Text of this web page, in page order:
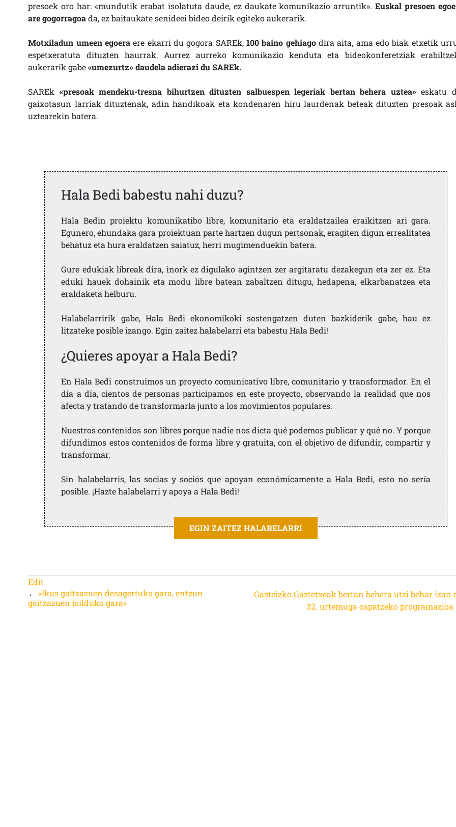
presoek oro har: «mundutik erabat isolatuta daude, ez daukate komunikazio arruntik».Euskal presoen
are gogorragoada, ez baitaukate senideei bideo deirik egiteko aukerarik.
Motxiladun umeen egoera ere ekarri du gogora SAREk,100 baino gehiagodira aita, ama edo biak etxetik
espetxeratuta dituzten haurrak. Aurrez aurreko komunikazio kenduta eta bideokonferetziak
aukerarik gabe«umezurtz» daudela adierazi du SAREk.
SAREk «presoak mendeku-tresna bihurtzen dituzten salbuespen legeriak bertan behera uztea»eskatu
gaixotasun larriak dituztenak, adin handikoak eta kondenaren hiru laurdenak beteak dituzten presoak
uztearekin batera.
Hala Bedi babestu nahi duzu?
Hala Bedin proiektu komunikatibo libre, komunitario eta eraldatzailea eraikitzen ari gara.
Egunero, ehundaka gara proiektuan parte hartzen dugun pertsonak, eragiten digun errealitatea
behatuz eta hura eraldatzen saiatuz, herri mugimenduekin batera.
Gure edukiak libreak dira, inork ez digulako agintzen zer argitaratu dezakegun eta zer ez. Eta
eduki hauek dohainik eta modu libre batean zabaltzen ditugu, hedapena, elkarbanatzea eta
eraldaketa helburu.
Halabelarririk gabe, Hala Bedi ekonomikoki sostengatzen duten bazkiderik gabe, hau ez
litzateke posible izango. Egin zaitez halabelarri eta babestu Hala Bedi!
¿Quieres apoyar a Hala Bedi?
En Hala Bedi construimos un proyecto comunicativo libre, comunitario y transformador. En el
día a día, cientos de personas participamos en este proyecto, observando la realidad que nos
afecta y tratando de transformarla junto a los movimientos populares.
Nuestros contenidos son libres porque nadie nos dicta qué podemos publicar y qué no. Y porque
difundimos estos contenidos de forma libre y gratuita, con el objetivo de difundir, compartir y
transformar.
Sin halabelarris, las socias y socios que apoyan económicamente a Hala Bedi, esto no sería
posible. ¡Hazte halabelarri y apoya a Hala Bedi!
EGIN ZAITEZ HALABELARRI
Edit
←«Ikus gaitzazuen desagertuko gara, entzun
gaitzazuen isilduko gara»
Gasteizko Gaztetxeak bertan behera utzi behar izan
32. urtemuga ospatzeko programazioa